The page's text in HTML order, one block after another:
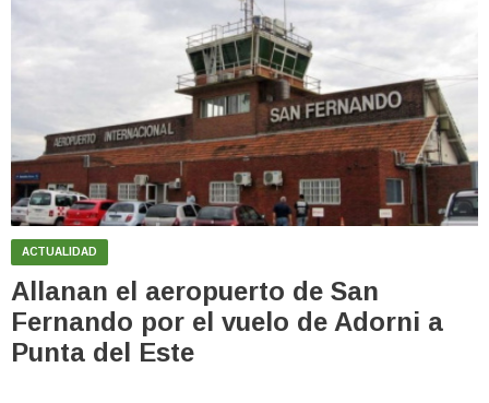
ACTUALIDAD
Allanan el aeropuerto de San
Fernando por el vuelo de Adorni a
Punta del Este